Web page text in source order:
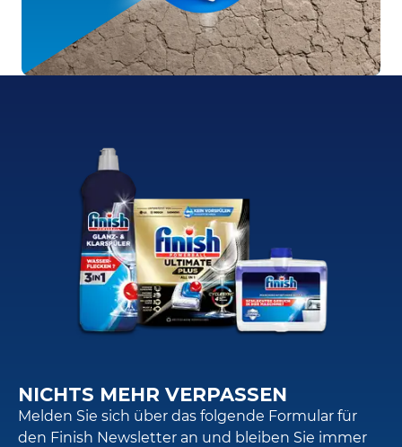
NICHTS MEHR VERPASSEN
Melden Sie sich über das folgende Formular für
den Finish Newsletter an und bleiben Sie immer